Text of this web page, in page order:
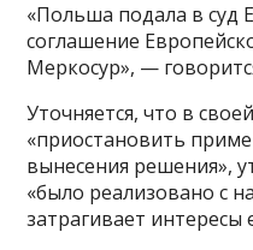
«Польша подала в суд
соглашение
Меркосур», —
Уточняется, что в
«приостановить
вынесения решения»,
«было реализовано с
затрагивает